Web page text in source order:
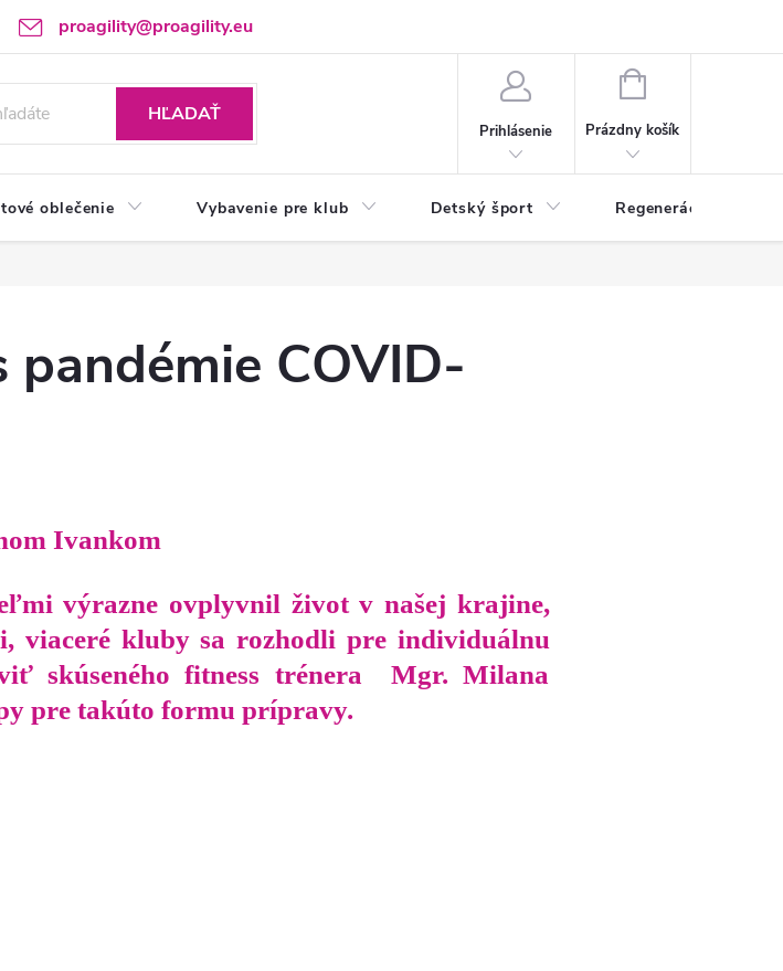
proagility@proagility.eu
údajov / GDPR Výdajné miesto
HĽADAŤ
Prihlásenie
NÁKUPNÝ
Prázdny košík
oblečenie Vybavenie pre klub Detský šport Regenerácia
COVID-
Ivankom
výrazne ovplyvnil život v našej krajine,
viaceré kluby sa rozhodli pre individuálnu
skúseného fitness trénera Mgr. Milana
pre takúto formu prípravy.